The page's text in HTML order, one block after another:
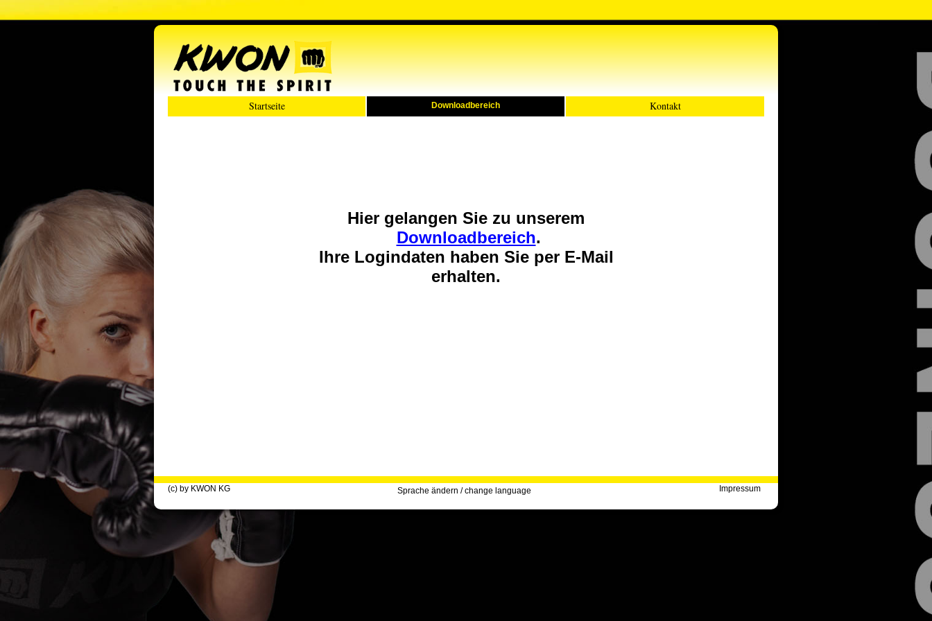
Startseite Downloadbereich Kontakt
Hier gelangen Sie zu unserem
Downloadbereich.
Ihre Logindaten haben Sie per E-Mail
erhalten.
(c) by KWON KG Sprache ändern / change language Impressum